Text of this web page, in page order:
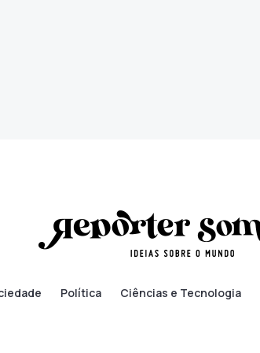
Política Ciências e Tecnologia